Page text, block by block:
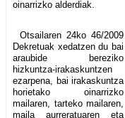
oinarrizko alderdiak.
Otsailaren 24ko 46/2009
Dekretuak xedatzen du bai
araubide bereziko
hizkuntza-irakaskuntzen
ezarpena, bai irakaskuntza
horietako oinarrizko
mailaren, tarteko mailaren,
maila aurreratuaren eta